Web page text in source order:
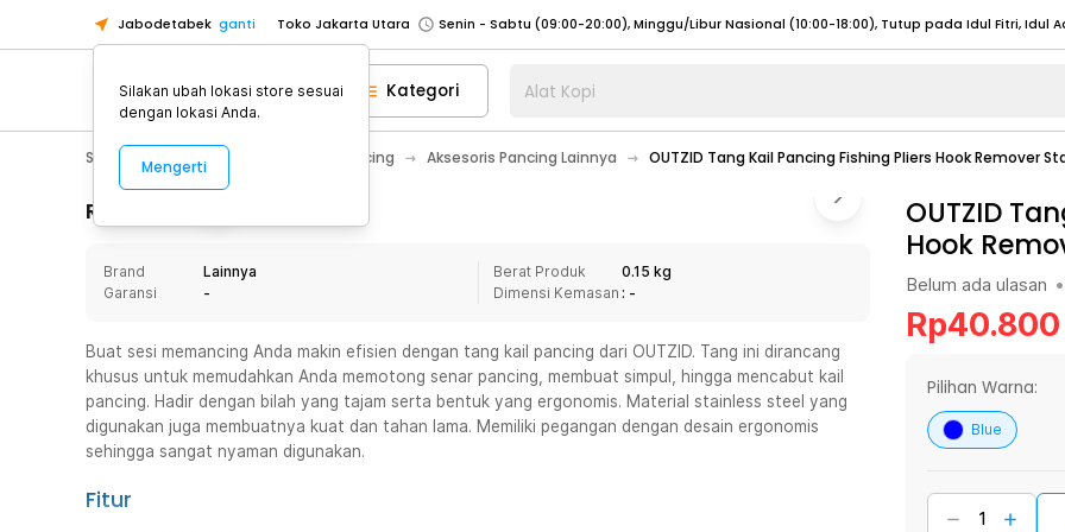
Jabodetabek ganti Toko Jakarta Utara
Toko Tangerang
Toko Cikupa
Pick n Go Jakarta Barat
Senin - Jumat (07:00 - 20:00), Sabtu - Minggu (08:00 - 20:00), Tutup pada Idul Fitri
Pick n Go Bekasi
Senin - Jumat (08:00 - 20:00), Sabtu - Minggu/ Libur Nasional (08:00 - 17:00) Selengkapnya
Senin - Jumat (08:00 - 20:00), Sabtu - Minggu/ Libur Nasional (08:00 - 17:00) Selengkapnya
Senin - Sabtu (09:00-20:00), Minggu/Libur Nasional (12:00-20:00), Tutup pada Idul Fitri
Senin - Sabtu (09:00-20:00), Minggu/Libur Nasional (12:00-20:00), Tutup pada Idul Fitri
Toko Tangerang
Toko Cikupa
Pick n Go Jakarta Barat
Senin - Jumat (07:00 - 20:00), Sabtu - Minggu (08:00 - 20:00), Tutup pada Idul Fitri
Pick n Go Bekasi
Selengkapnya
Kategori Alat Kopi
Sport & Outdoor Olahraga Memancing Aksesoris Pancing Lainnya OUTZID Tang Kail Pancing Fishing Pliers Hook Remover
Rincian Produk
Brand
Lainnya
Garansi
-
Berat Produk
0.15 kg
Dimensi Kemasan : -
Buat sesi memancing Anda makin efisien dengan tang kail pancing dari OUTZID. Tang ini dirancang
khusus untuk memudahkan Anda memotong senar pancing, membuat simpul, hingga mencabut kail
pancing. Hadir dengan bilah yang tajam serta bentuk yang ergonomis. Material stainless steel yang
digunakan juga membuatnya kuat dan tahan lama. Memiliki pegangan dengan desain ergonomis
sehingga sangat nyaman digunakan.
Fitur
OUTZID
Hook
Belum ada ulasan •
Rp40.800
Pilihan Warna:
Blue
Silakan ubah lokasi store sesuai
dengan lokasi Anda.
Mengerti